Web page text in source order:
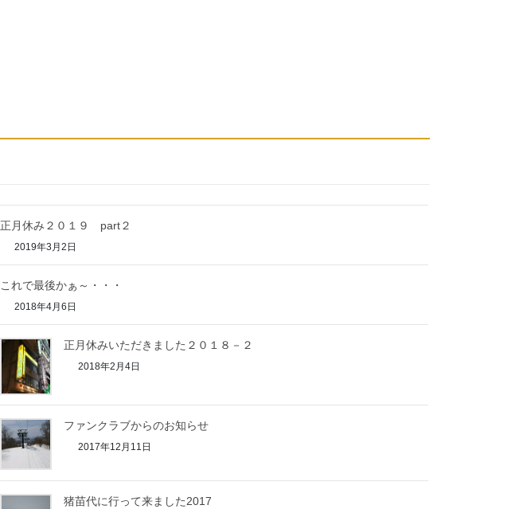
正月休み２０１９ part２
2019年3月2日
これで最後かぁ～・・・
2018年4月6日
正月休みいただきました２０１８－２
2018年2月4日
ファンクラブからのお知らせ
2017年12月11日
猪苗代に行って来ました2017